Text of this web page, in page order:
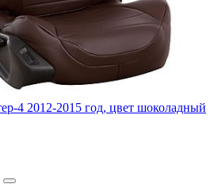
4 2012-2015 год, цвет шоколадный